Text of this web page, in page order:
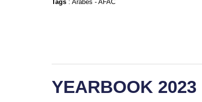
Tags :Arabes -AFAC
YEARBOOK 2023